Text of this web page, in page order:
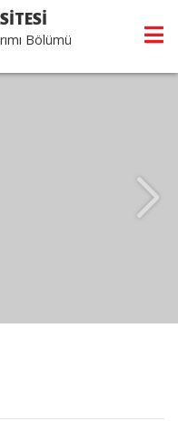
Bölümü